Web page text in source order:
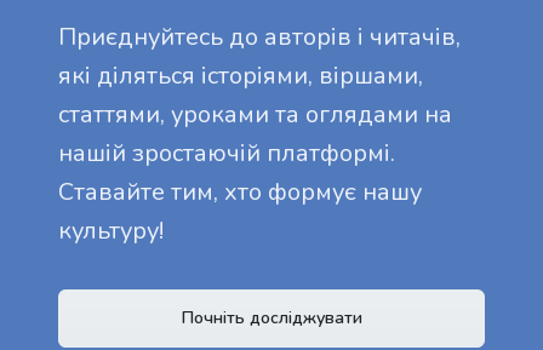
Приєднуйтесь до авторів і читачів,
які діляться історіями, віршами,
статтями, уроками та оглядами на
нашій зростаючій платформі.
Ставайте тим, хто формує нашу
культуру!
Почніть досліджувати